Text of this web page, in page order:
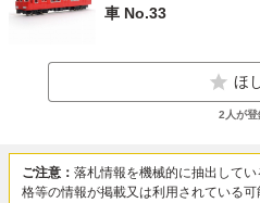
車 No.33
ほ
2 人が登
ご注意： 落札情報を機械的に抽出して
格等の情報が掲載又は利用されている